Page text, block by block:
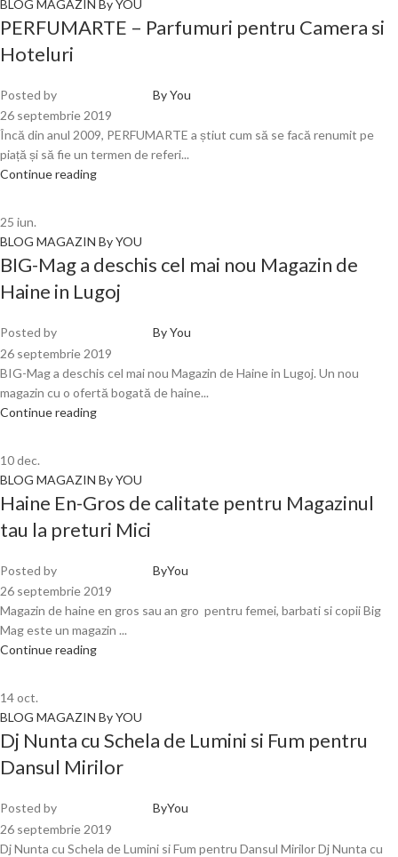
BLOG MAGAZIN By YOU
PERFUMARTE – Parfumuri pentru Camera si
Hoteluri
Posted by
By You
26 septembrie 2019
Încă din anul 2009, PERFUMARTE a știut cum să se facă renumit pe
piață și să fie un termen de referi...
Continue reading
25 iun.
BLOG MAGAZIN By YOU
BIG-Mag a deschis cel mai nou Magazin de
Haine in Lugoj
Posted by
By You
26 septembrie 2019
BIG-Mag a deschis cel mai nou Magazin de Haine in Lugoj. Un nou
magazin cu o ofertă bogată de haine...
Continue reading
10dec.
BLOG MAGAZIN By YOU
Haine En-Gros de calitate pentru Magazinul
tau la preturi Mici
Posted by
ByYou
26 septembrie 2019
Magazin de haine en gros sau an gro pentru femei, barbati si copii Big
Mag este un magazin ...
Continue reading
14oct.
BLOG MAGAZIN By YOU
Dj Nunta cu Schela de Lumini si Fum pentru
Dansul Mirilor
Posted by
ByYou
26 septembrie 2019
Dj Nunta cu Schela de Lumini si Fum pentru Dansul Mirilor Dj Nunta cu